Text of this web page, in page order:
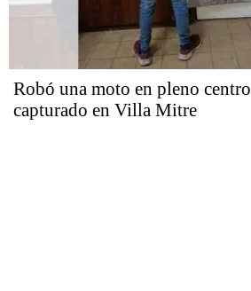
Robó una moto en pleno
capturado en Villa Mitre